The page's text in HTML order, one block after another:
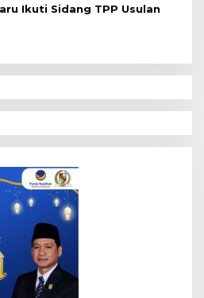
Ikuti Sidang TPP Usulan